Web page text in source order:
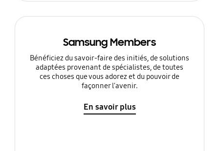
Samsung Members
Bénéficiez du savoir-faire des initiés, de solutions
adaptées provenant de spécialistes, de toutes
ces choses que vous adorez et du pouvoir de
façonner l'avenir.
En savoir plus